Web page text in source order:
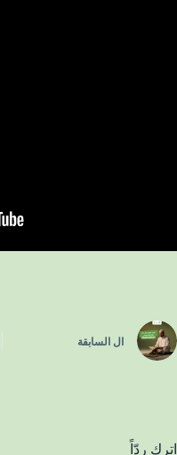
ال السابقة
اترك ردّاً